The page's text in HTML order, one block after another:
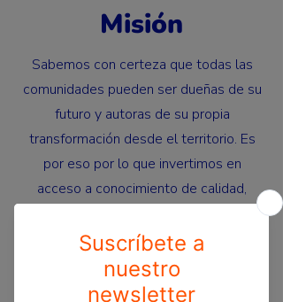
Misión
Sabemos con certeza que todas las
comunidades pueden ser dueñas de su
futuro y autoras de su propia
transformación desde el territorio. Es
por eso por lo que invertimos en
acceso a conocimiento de calidad,
destacamos y valoramos sus saberes
ancestrales, e implementamos
proyectos productivos basados en las
fortalezas comunitarias para promover